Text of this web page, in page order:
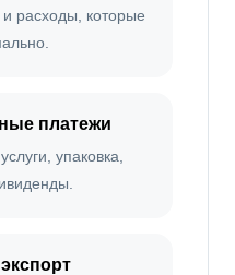
и расходы, которые
платежи
упаковка,